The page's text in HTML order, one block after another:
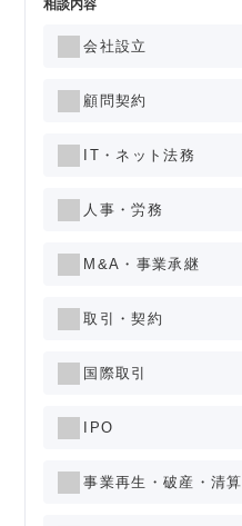
相談内容
会社設立
顧問契約
IT・ネット法務
人事・労務
M&A・事業承継
取引・契約
国際取引
IPO
事業再生・破産・清算